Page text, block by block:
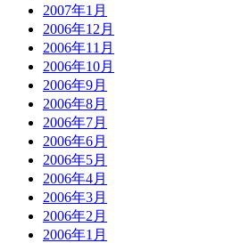
2007年1月
2006年12月
2006年11月
2006年10月
2006年9月
2006年8月
2006年7月
2006年6月
2006年5月
2006年4月
2006年3月
2006年2月
2006年1月